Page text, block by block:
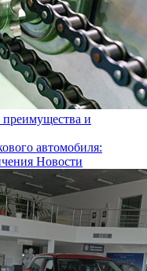
и
автомобиля:
Новости